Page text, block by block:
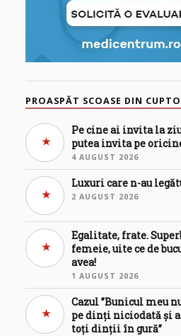
PROASPĂT SCOASE DIN
Pe cine ai invita la
putea invita pe
4 AUGUST 2026
Luxuri care n-au
2 AUGUST 2026
Egalitate, frate.
femeie, uite ce de
avea!
1 AUGUST 2026
Cazul ”Bunicul meu
pe dinți niciodată și
toți dinții în gură”